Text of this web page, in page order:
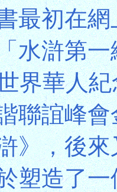
最初在
水滸第
界華人
聯誼峰
》，後
塑造了